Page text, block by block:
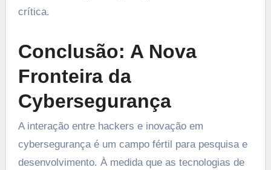
crítica.
Conclusão: A Nova
Fronteira da
Cybersegurança
A interação entre hackers e inovação em
cybersegurança é um campo fértil para pesquisa e
desenvolvimento. À medida que as tecnologias de